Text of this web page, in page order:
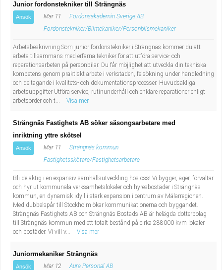
Junior fordonstekniker till Strängnäs
Ansök Mar 11
Fordonsakademin Sverige AB
Fordonstekniker/Bilmekaniker/Personbilsmekaniker
Arbetsbeskrivning Som junior fordonstekniker i Strängnäs kommer du att
arbeta tillsammans med erfarna tekniker för att utföra service- och
reparationsarbeten på personbilar. Du får möjlighet att utveckla din tekniska
kompetens genom praktiskt arbete i verkstaden, felsökning under handledning
och deltagande i kvalitets- och dokumentationsprocesser. Huvudsakliga
arbetsuppgifter Utföra service, rutinunderhåll och enklare reparationer enligt
arbetsorder och t...
Visa mer
Strängnäs Fastighets AB söker säsongsarbetare med
inriktning yttre skötsel
Ansök Mar 11
Strängnäs kommun
Fastighetsskötare/Fastighetsarbetare
Bli delaktig i en expansiv samhällsutveckling hos oss! Vi bygger, äger, förvaltar
och hyr ut kommunala verksamhetslokaler och hyresbostäder i Strängnäs
kommun, en dynamisk idyll i stark expansion i centrum av Mälarregionen.
Med dubbelspår till Stockholm ökar kommunikationerna och byggandet.
Strängnäs Fastighets AB och Strängnäs Bostads AB är helägda dotterbolag
till Strängnäs kommun med ett totalt bestånd på cirka 288000 kvm lokaler
och bostäder. Vi vill v...
Visa mer
Juniormekaniker Strängnäs
Ansök Mar 12
Aura Personal AB